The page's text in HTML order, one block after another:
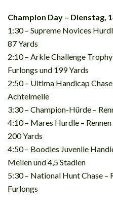
Champion Day – Dienstag,
1:30 – Supreme Novices
87 Yards
2:10 – Arkle Challenge
Furlongs und 199 Yards
2:50 – Ultima Handicap
Achtelmeile
3:30 – Champion-Hürde –
4:10 – Mares Hurdle –
200 Yards
4:50 – Boodles Juvenile
Meilen und 4,5 Stadien
5:30 – National Hunt Chase –
Furlongs